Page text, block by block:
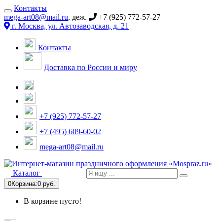
Контакты
mega-art08@mail.ru, деж.
+7 (925) 772-57-27
г. Москва, ул. Автозаводская, д. 21
Контакты
Доставка по России и миру
+7 (925) 772-57-27
+7 (495) 609-60-02
mega-art08@mail.ru
Каталог
0Корзина:0 руб.
В корзине пусто!